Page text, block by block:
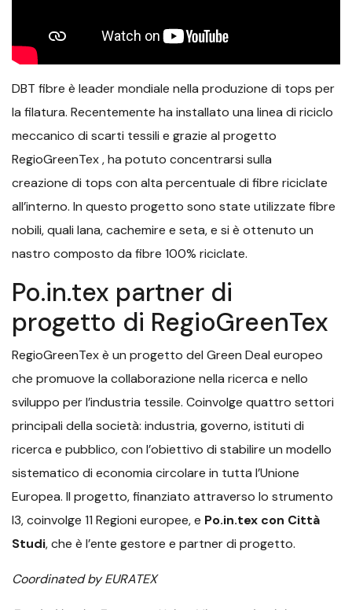
DBT fibre è leader mondiale nella produzione di tops per
la filatura. Recentemente ha installato una linea di riciclo
meccanico di scarti tessili e grazie al progetto
RegioGreenTex , ha potuto concentrarsi sulla
creazione di tops con alta percentuale di fibre riciclate
all’interno. In questo progetto sono state utilizzate fibre
nobili, quali lana, cachemire e seta, e si è ottenuto un
nastro composto da fibre 100% riciclate.
Po.in.tex partner di
progetto di RegioGreenTex
RegioGreenTex è un progetto del Green Deal europeo
che promuove la collaborazione nella ricerca e nello
sviluppo per l’industria tessile. Coinvolge quattro settori
principali della società: industria, governo, istituti di
ricerca e pubblico, con l’obiettivo di stabilire un modello
sistematico di economia circolare in tutta l’Unione
Europea. Il progetto, finanziato attraverso lo strumento
I3, coinvolge 11 Regioni europee, e Po.in.tex con Città
Studi, che è l’ente gestore e partner di progetto.
Coordinated by EURATEX